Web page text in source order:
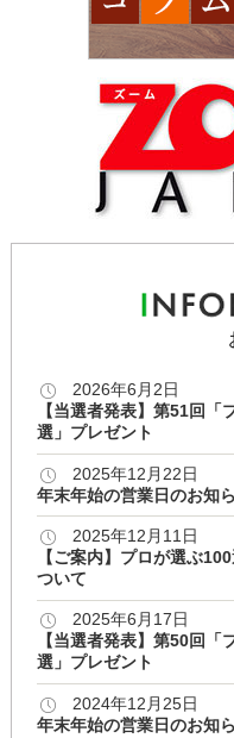
2026年6月2日
【当選者発表】第51回
選」プレゼント
2025年12月22日
年末年始の営業日のお知
2025年12月11日
【ご案内】プロが選ぶ
ついて
2025年6月17日
【当選者発表】第50回
選」プレゼント
2024年12月25日
年末年始の営業日のお知